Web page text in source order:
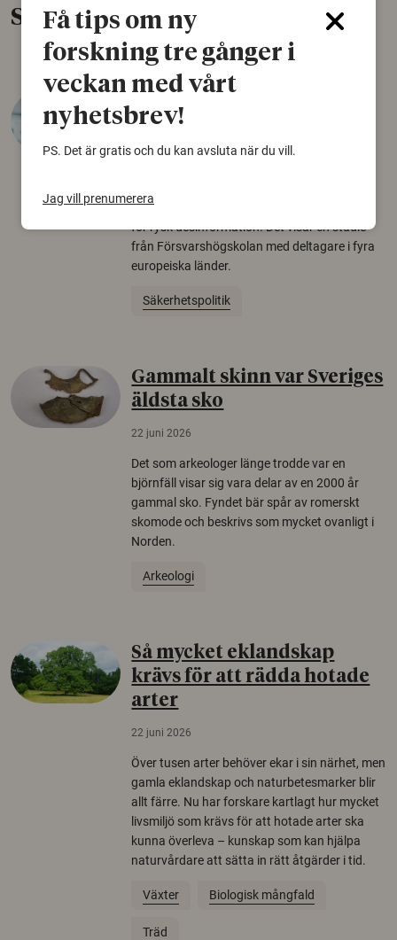
Senaste nytt
desinformation?
30 juli 2026
konspirationsteorier är ofta mer mottagliga
för rysk desinformation. Det visar en studie
från Försvarshögskolan med deltagare i fyra
europeiska länder.
Säkerhetspolitik
Gammalt skinn var Sveriges
äldsta sko
22 juni 2026
Det som arkeologer länge trodde var en
björnfäll visar sig vara delar av en 2000 år
gammal sko. Fyndet bär spår av romerskt
skomode och beskrivs som mycket ovanligt i
Norden.
Arkeologi
Så mycket eklandskap
krävs för att rädda hotade
arter
22 juni 2026
Över tusen arter behöver ekar i sin närhet, men
gamla eklandskap och naturbetesmarker blir
allt färre. Nu har forskare kartlagt hur mycket
livsmiljö som krävs för att hotade arter ska
kunna överleva – kunskap som kan hjälpa
naturvårdare att sätta in rätt åtgärder i tid.
Växter Biologisk mångfald
Träd
Få tips om ny
forskning tre gånger i
veckan med vårt
nyhetsbrev!
PS. Det är gratis och du kan avsluta när du vill.
Jag vill prenumerera